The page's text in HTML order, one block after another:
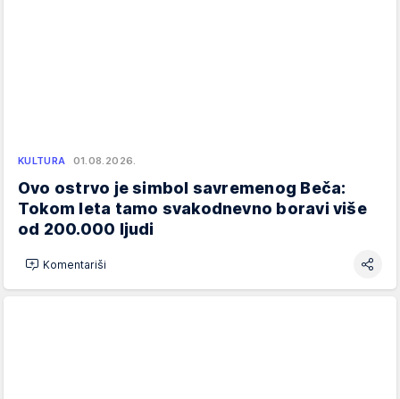
KULTURA 01.08.2026.
Ovo ostrvo je simbol savremenog Beča:
Tokom leta tamo svakodnevno boravi više
od 200.000 ljudi
Komentariši